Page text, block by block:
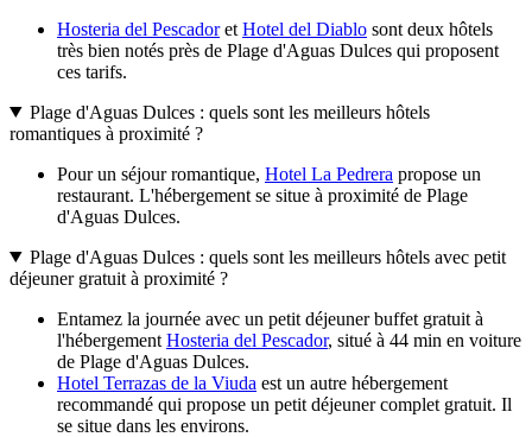
Hosteria del Pescadoret Hotel del Diablo sont deux hôtels
très bien notés près de Plage d'Aguas Dulces qui proposent
ces tarifs.
Plage d'Aguas Dulces : quels sont les meilleurs hôtels
romantiques à proximité ?
Pour un séjour romantique, Hotel La Pedrera propose un
restaurant. L'hébergement se situe à proximité de Plage
d'Aguas Dulces.
Plage d'Aguas Dulces : quels sont les meilleurs hôtels avec petit
déjeuner gratuit à proximité ?
Entamez la journée avec un petit déjeuner buffet gratuit à
l'hébergement Hosteria del Pescador, situé à 44 min en voiture
de Plage d'Aguas Dulces.
Hotel Terrazas de la Viuda est un autre hébergement
recommandé qui propose un petit déjeuner complet gratuit. Il
se situe dans les environs.